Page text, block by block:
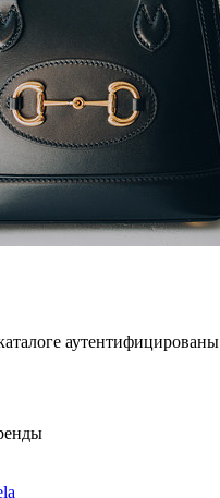
аутентифицированы